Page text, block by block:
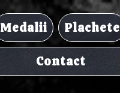
Medalii Plachete
Contact